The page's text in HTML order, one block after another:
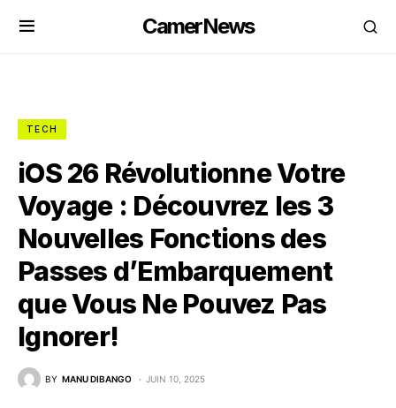
CamerNews
TECH
iOS 26 Révolutionne Votre
Voyage : Découvrez les 3
Nouvelles Fonctions des
Passes d’Embarquement
que Vous Ne Pouvez Pas
Ignorer!
BY MANU DIBANGO JUIN 10, 2025